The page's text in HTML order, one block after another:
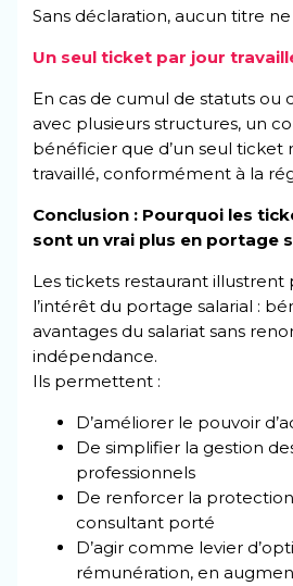
Sans déclaration, aucun titre
Un seul ticket par jour
En cas de cumul de statuts ou
avec plusieurs structures, un
bénéficier que d’un seul ticket
travaillé, conformément à la
Conclusion : Pourquoi les
sont un vrai plus en portage
Les tickets restaurant
l’intérêt du portage salarial :
avantages du salariat sans
indépendance.
Ils permettent :
D’améliorer le pouvoir
De simplifier la gestion
professionnels
De renforcer la
consultant porté
D’agir comme levier
rémunération, en